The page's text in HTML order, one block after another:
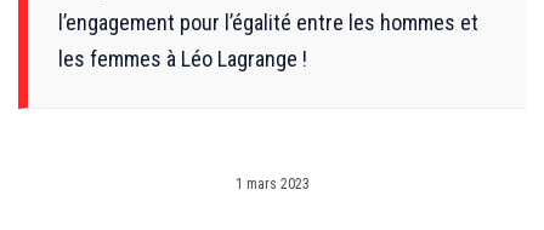
l’engagement pour l’égalité entre les hommes et
les femmes à Léo Lagrange !
1 mars 2023